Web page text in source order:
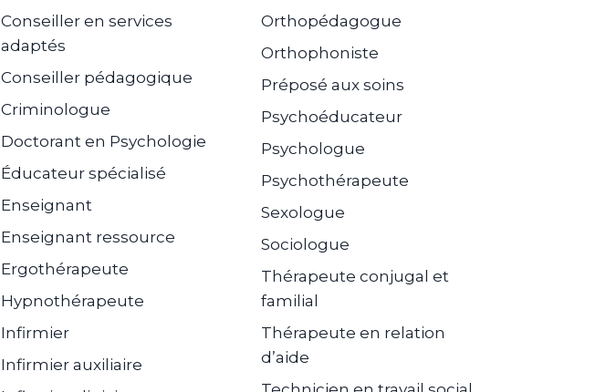
Conseiller en services
adaptés
Conseiller pédagogique
Criminologue
Doctorant en Psychologie
Éducateur spécialisé
Enseignant
Enseignant ressource
Ergothérapeute
Hypnothérapeute
Infirmier
Infirmier auxiliaire
Orthopédagogue
Orthophoniste
Préposé aux soins
Psychoéducateur
Psychologue
Psychothérapeute
Sexologue
Sociologue
Thérapeute conjugal et
familial
Thérapeute en relation
d’aide